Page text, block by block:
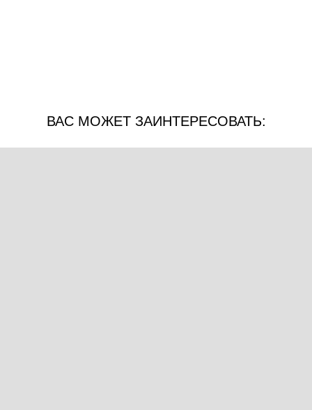
ВАС МОЖЕТ ЗАИНТЕРЕСОВАТЬ: